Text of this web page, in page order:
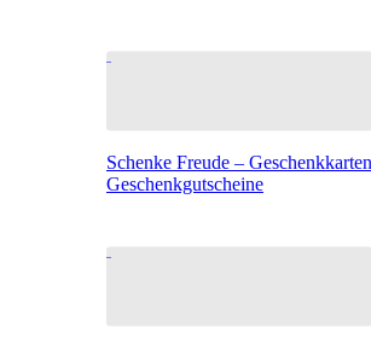
Schenke Freude –
Geschenkgutscheine